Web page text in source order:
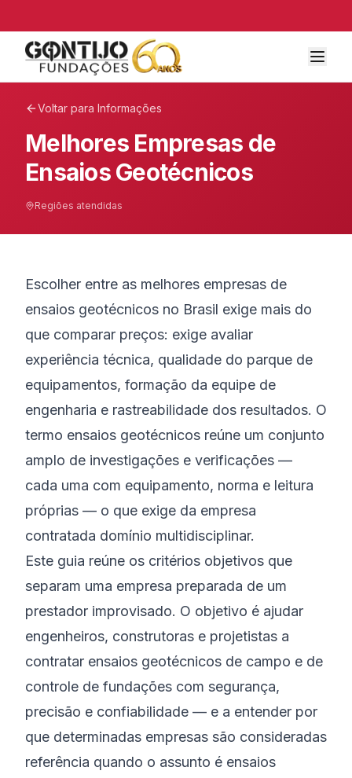
Voltar para Informações
Melhores Empresas de
Ensaios Geotécnicos
Regiões atendidas
Escolher entre as melhores empresas de
ensaios geotécnicos no Brasil exige mais do
que comparar preços: exige avaliar
experiência técnica, qualidade do parque de
equipamentos, formação da equipe de
engenharia e rastreabilidade dos resultados. O
termo ensaios geotécnicos reúne um conjunto
amplo de investigações e verificações —
cada uma com equipamento, norma e leitura
próprias — o que exige da empresa
contratada domínio multidisciplinar.
Este guia reúne os critérios objetivos que
separam uma empresa preparada de um
prestador improvisado. O objetivo é ajudar
engenheiros, construtoras e projetistas a
contratar ensaios geotécnicos de campo e de
controle de fundações com segurança,
precisão e confiabilidade — e a entender por
que determinadas empresas são consideradas
referência quando o assunto é ensaios